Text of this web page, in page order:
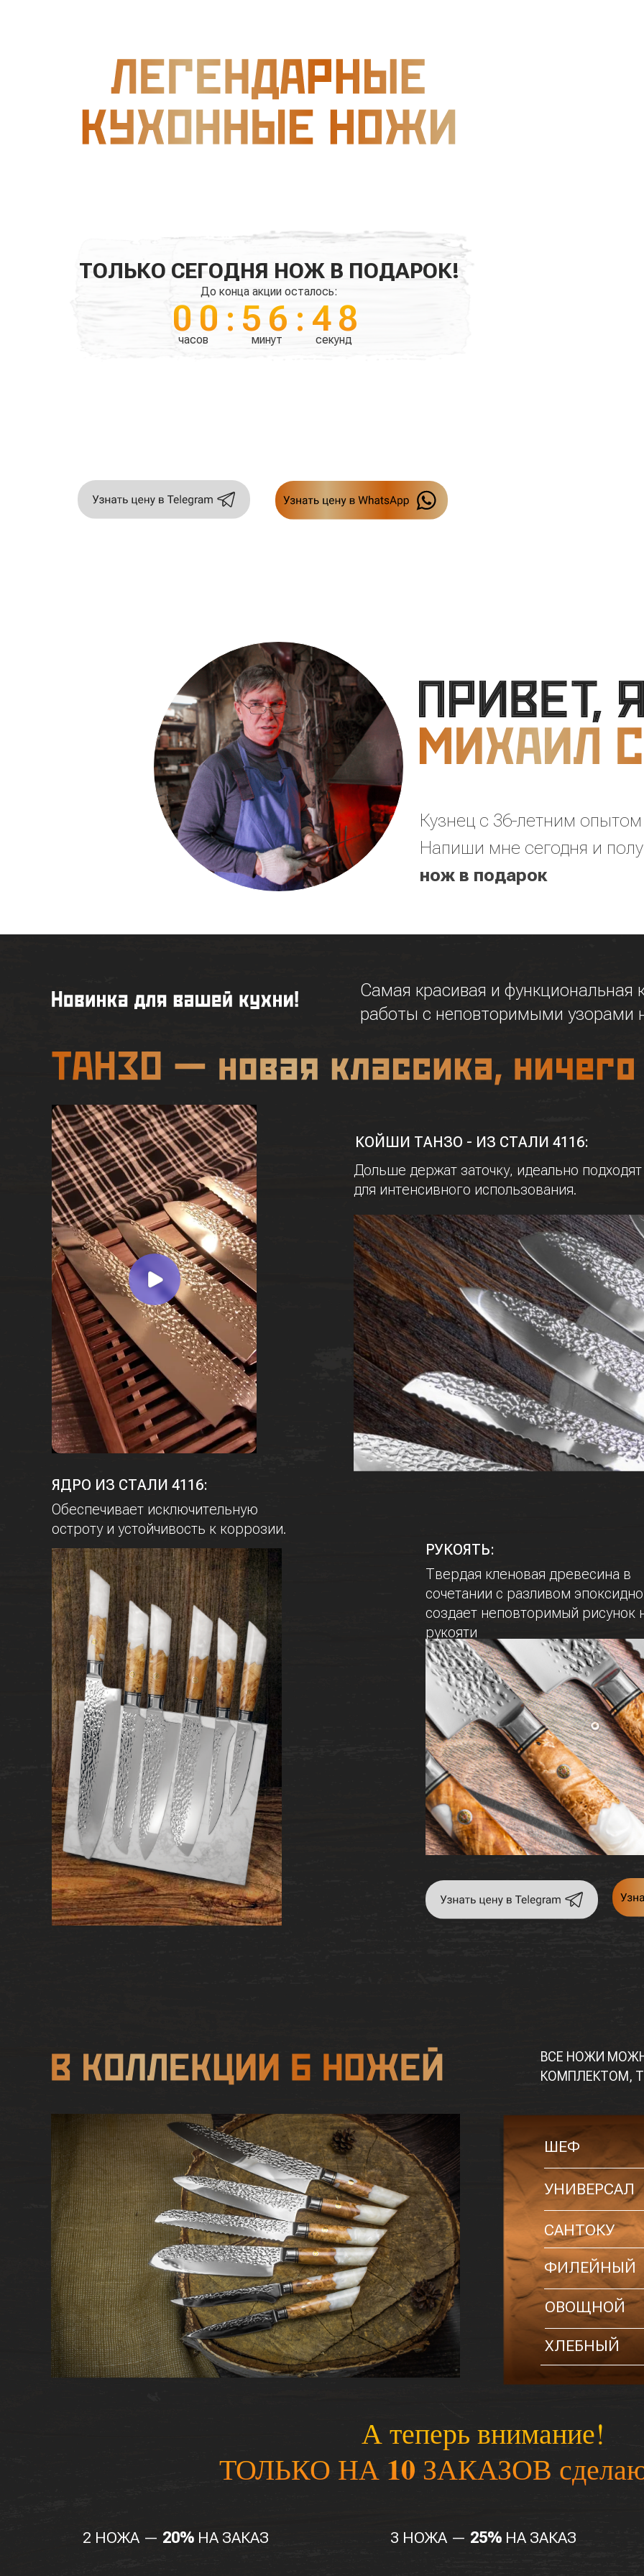
00:56:45
часов минут секунд
До конца акции осталось:
ТОЛЬКО СЕГОДНЯ НОЖ В ПОДАРОК!
Кузнец с 36-летним опытом
Напиши мне сегодня и
нож в подарок
ЯДРО ИЗ СТАЛИ 4116:
Обеспечивает исключительную
остроту и устойчивость к коррозии.
РУКОЯТЬ:
Твердая кленовая древесина в
сочетании с разливом
создает неповторимый рисунок
рукояти
Дольше держат заточку, идеально подходят
для интенсивного использования.
КОЙШИ ТАНЗО - ИЗ СТАЛИ 4116:
Самая красивая и функциональная
работы с неповторимыми узорами
ВСЕ НОЖИ
КОМПЛЕКТОМ,
А теперь внимание!
ТОЛЬКО НА 10 ЗАКАЗОВ
2 НОЖА — 20% НА ЗАКАЗ 3 НОЖА — 25% НА ЗАКАЗ
ШЕФ
УНИВЕРСАЛ
САНТОКУ
ФИЛЕЙНЫЙ
ОВОЩНОЙ
ХЛЕБНЫЙ